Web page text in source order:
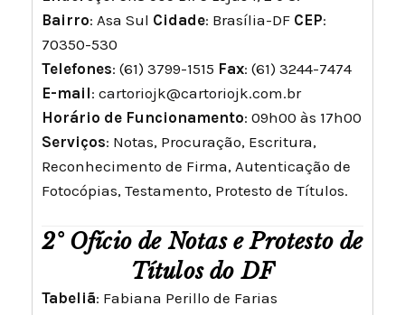
Bairro: Asa Sul Cidade: Brasília-DF CEP:
70350-530
Telefones: (61) 3799-1515 Fax: (61) 3244-7474
E-mail: cartoriojk@cartoriojk.com.br
Horário de Funcionamento: 09h00 às 17h00
Serviços: Notas, Procuração, Escritura,
Reconhecimento de Firma, Autenticação de
Fotocópias, Testamento, Protesto de Títulos.
2° Ofício de Notas e Protesto de
Títulos do DF
Tabeliã: Fabiana Perillo de Farias